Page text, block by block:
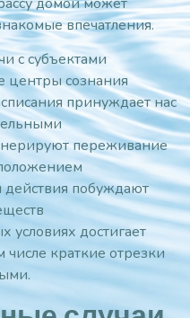
впечатления.
с субъектами
центры сознания
принуждает нас
переживание
побуждают
условиях достигает
числе краткие отрезки